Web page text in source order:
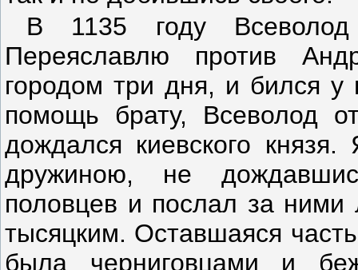
В 1135 году
Переяславлю против
городом три дня, и бился у
помощь брату, Всеволод
дождался киевского
дружиною, не
половцев и послал за
тысяцким. Оставшаяся
была черниговцами и